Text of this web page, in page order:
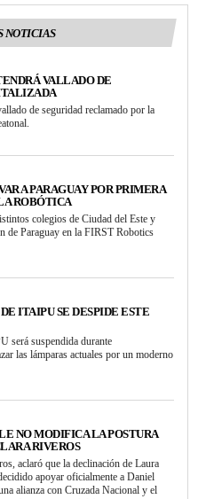
NOTICIAS
VALLADO DE
de seguridad reclamado por la
A PARAGUAY POR PRIMERA
ROBÓTICA
colegios de Ciudad del Este y
de Paraguay en la FIRST Robotics
ITAIPU SE DESPIDE ESTE
será suspendida durante
las lámparas actuales por un moderno
NO MODIFICA LA POSTURA
RIVEROS
aclaró que la declinación de Laura
apoyar oficialmente a Daniel
alianza con Cruzada Nacional y el